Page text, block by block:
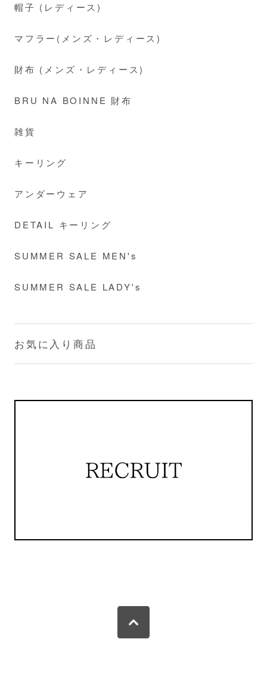
帽子 (レディース)
マフラー(メンズ・レディース)
財布 (メンズ・レディース)
BRU NA BOINNE 財布
雑貨
キーリング
アンダーウェア
DETAIL キーリング
SUMMER SALE MEN's
SUMMER SALE LADY's
お気に入り商品